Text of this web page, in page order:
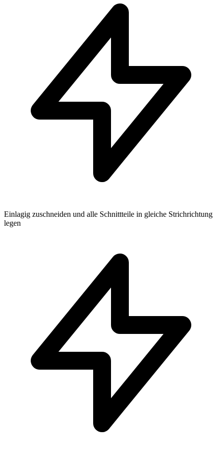
Einlagig zuschneiden und alle Schnittteile in gleiche Strichrichtung
legen